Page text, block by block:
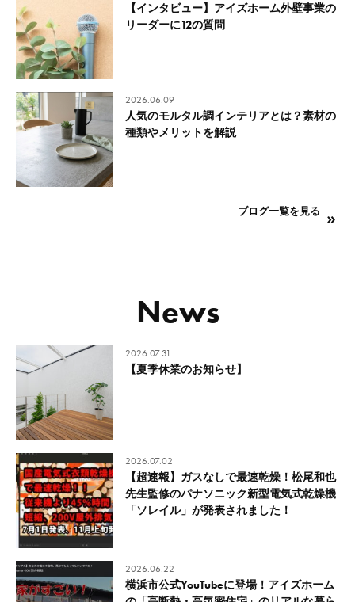
【インタビュー】アイズホーム外壁事業の
リーダーに12の質問
人気のモルタル調インテリアとは？素材の
種類やメリットを解説
2026.06.09
ブログ一覧を見る
News
【夏季休業のお知らせ】
2026.07.31
【超速報】ガスなしで最速乾燥！松尾和也
先生監修のパナソニック新型電気式乾燥機
「ソレイル」が発表されました！
2026.07.02
横浜市公式YouTubeに登場！アイズホーム
2026.06.22